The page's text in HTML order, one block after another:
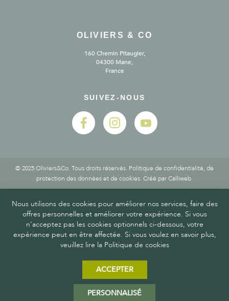
OLIVIERS & CO
160 Chemin Pitaugier,
04300 Mane,
France
SUIVEZ-NOUS
© 2025 Oliviers&Co. Tous droits réservés. Politique de confidentialité, de
protection des données et de cookies. Créé parCalliweb.
Nous utilisons des cookies pour améliorer nos services, faire des
offres personnelles et améliorer votre expérience. Si vous
n'acceptez pas les cookies optionnels ci-dessous, votre
expérience peut en être affectée. Si vous voulez en savoir plus,
veuillez lire la Politique de cookies
ACCEPTER
PERSONNALISÉ